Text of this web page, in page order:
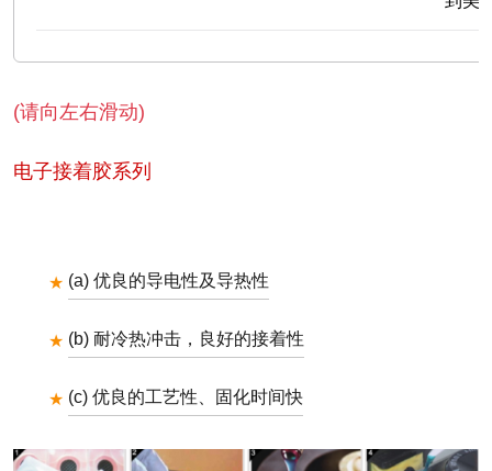
(请向左右滑动)
电子接着胶系列
(a) 优良的导电性及导热性
(b) 耐冷热冲击，良好的接着性
(c) 优良的工艺性、固化时间快